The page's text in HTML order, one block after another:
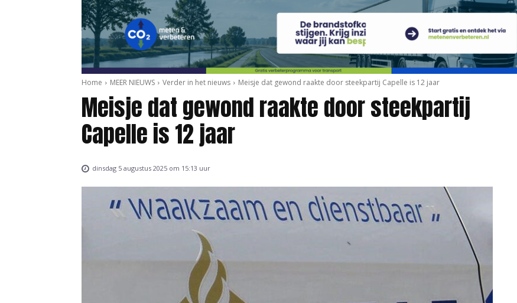
Home MEER NIEUWS Verder in het nieuws Meisje dat gewond raakte door steekpartij Capelle is 12 jaar
Meisje dat gewond raakte door steekpartij
Capelle is 12 jaar
dinsdag 5 augustus 2025 om 15:13 uur